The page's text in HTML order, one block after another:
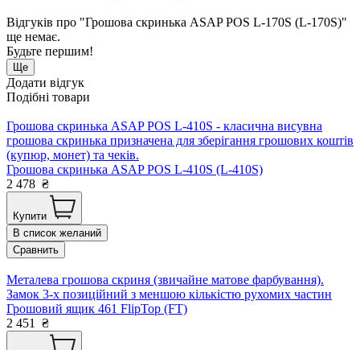
Відгуків про "Грошова скринька ASAP POS L-170S (L-170S)"
ще немає.
Будьте першим!
Ще
Додати відгук
Подібні товари
Грошова скринька ASAP POS L-410S - класична висувна
грошова скринька призначена для зберігання грошових коштів
(купюр, монет) та чеків.
Грошова скринька ASAP POS L-410S (L-410S)
2 478 ₴
Купити
В список желаний
Сравнить
Металева грошова скриня (звичайне матове фарбування).
Замок 3-х позиційний з меншою кількістю рухомих частин
Грошовий ящик 461 FlipTop (FT)
2 451
₴